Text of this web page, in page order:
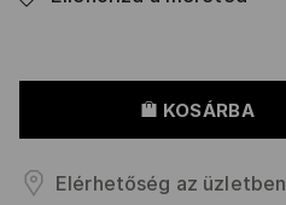
KOSÁRBA
Elérhetőség az üzletben